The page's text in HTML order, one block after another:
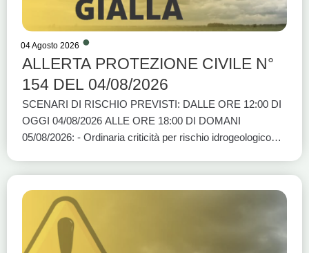
04 Agosto 2026
ALLERTA PROTEZIONE CIVILE N°
154 DEL 04/08/2026
SCENARI DI RISCHIO PREVISTI: DALLE ORE 12:00 DI
OGGI 04/08/2026 ALLE ORE 18:00 DI DOMANI
05/08/2026: - Ordinaria criticità per rischio idrogeologico